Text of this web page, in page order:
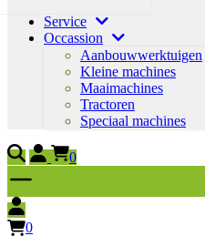
Service
Occassion
Aanbouwwerktuigen
Kleine machines
Maaimachines
Tractoren
Speciaal machines
0
0